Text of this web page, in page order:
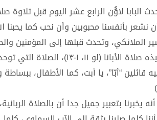
البابا لاوٌُن الرابع عشر اليوم قبل تلاوة
بأنفسنا محبوبين وأن نحب كما يحبنا
يوم الأحد ٢٧ تموز يوليو صلاة التبشير الملائكي، وتحدث قبلها
ساحة القديس بطرس عن إنجيل اليوم الذي يروي لنا كيف عَلَّم يسوع
“أبّا”، يا أبت، كما الأطفال،
يخبرنا بتعبير جميل جدا أن بالصلاة